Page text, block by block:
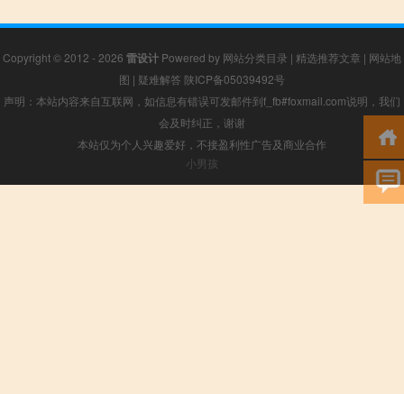
Copyright © 2012 - 2026 雷设计 Powered by 网站分类目录 | 精选推荐文章 | 网站地
图 | 疑难解答 陕ICP备05039492号
声明：本站内容来自互联网，如信息有错误可发邮件到f_fb#foxmail.com说明，我们
会及时纠正，谢谢
本站仅为个人兴趣爱好，不接盈利性广告及商业合作
小男孩